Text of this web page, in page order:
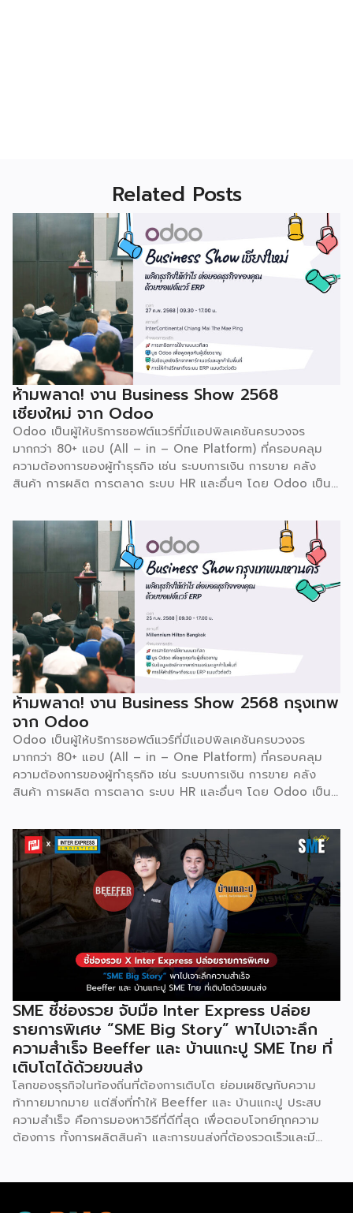
Related Posts
ห้ามพลาด! งาน Business Show 2568
เชียงใหม่ จาก Odoo
Odoo เป็นผู้ให้บริการซอฟต์แวร์ที่มีแอปพิลเคชันครบวงจร
มากกว่า 80+ แอป (All – in – One Platform) ที่ครอบคลุม
ความต้องการของผู้ทำธุรกิจ เช่น ระบบการเงิน การขาย คลัง
สินค้า การผลิต การตลาด ระบบ HR และอื่นๆ โดย Odoo เป็นผู้
เบลเยี่ยมให้บริการใน 19 แห่งทั่วโลก รวมถึงสหรัฐอเมริกา ฮ่องกง
อินโดนีเซีย และดูไบ ปัจจุบัน Odoo ให้บริการผู้ใช้งานในไทย
มากกว่า 4 แสนราย และมีผู้ใช้งานมากกว่า 6 ล้านคนทั่วเอเชีย ปีนี้
Odoo กลับมาจัดงาน Business Roadshow 2568 ภายใต้
Concept พลิกธุรกิจให้กำไร ต่อยอดธุรกิจของคุณด้วย
ซอฟต์แวร์ ERP ที่มาปลดล็อกทุกธุรกิจในประเทศไทยผ่านการนำ
เทคโนโลยีใหม่สุดล้ำ ยกระดับองค์กรของคุณไปสู่ระบบดิจิทัล
พร้อมกับโอกาสที่จะได้เข้ามาเป็นพาร์ทเนอร์ระดับมืออาชีพร่วมกับ
Odoo […]
ห้ามพลาด! งาน Business Show 2568 กรุงเทพ
จาก Odoo
Odoo เป็นผู้ให้บริการซอฟต์แวร์ที่มีแอปพิลเคชันครบวงจร
มากกว่า 80+ แอป (All – in – One Platform) ที่ครอบคลุม
ความต้องการของผู้ทำธุรกิจ เช่น ระบบการเงิน การขาย คลัง
สินค้า การผลิต การตลาด ระบบ HR และอื่นๆ โดย Odoo เป็นผู้
เบลเยี่ยมให้บริการใน 19 แห่งทั่วโลก รวมถึงสหรัฐอเมริกา ฮ่องกง
อินโดนีเซีย และดูไบ ปัจจุบัน Odoo ให้บริการผู้ใช้งานในไทย
มากกว่า 4 แสนราย และมีผู้ใช้งานมากกว่า 6 ล้านคนทั่วเอเชีย ปีนี้
Odoo กลับมาจัดงาน Business Roadshow 2568 ภายใต้
Concept พลิกธุรกิจให้กำไร ต่อยอดธุรกิจของคุณด้วย
ซอฟต์แวร์ ERP ที่มาปลดล็อกทุกธุรกิจในประเทศไทยผ่านการนำ
เทคโนโลยีใหม่สุดล้ำ ยกระดับองค์กรของคุณไปสู่ระบบดิจิทัล
พร้อมกับโอกาสที่จะได้เข้ามาเป็นพาร์ทเนอร์ระดับมืออาชีพร่วมกับ
SME ชี้ช่องรวย จับมือ Inter Express ปล่อย
รายการพิเศษ “SME Big Story” พาไปเจาะลึก
ความสำเร็จ Beeffer และ บ้านแกะปู SME ไทย ที่
เติบโตได้ด้วยขนส่ง
โลกของธุรกิจในท้องถิ่นที่ต้องการเติบโต ย่อมเผชิญกับความ
ท้าทายมากมาย แต่สิ่งที่ทำให้ Beeffer และ บ้านแกะปู ประสบ
ความสำเร็จ คือการมองหาวิธีที่ดีที่สุด เพื่อตอบโจทย์ทุกความ
ต้องการ ทั้งการผลิตสินค้า และการขนส่งที่ต้องรวดเร็วและมี